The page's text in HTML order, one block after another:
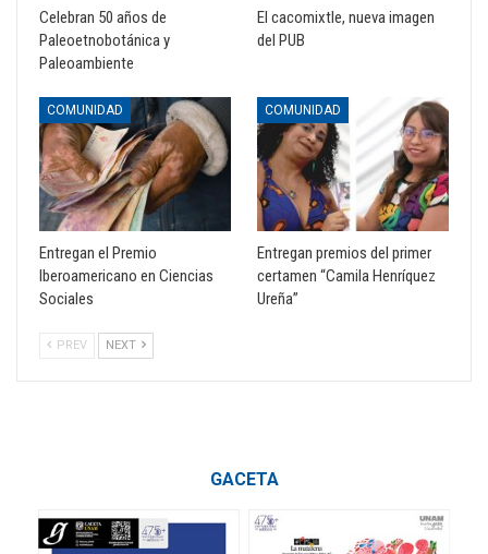
Celebran 50 años de
Paleoetnobotánica y
Paleoambiente
El cacomixtle, nueva imagen
del PUB
COMUNIDAD
Entregan el Premio
Iberoamericano en Ciencias
Sociales
COMUNIDAD
Entregan premios del primer
certamen “Camila Henríquez
Ureña”
PREV NEXT
GACETA